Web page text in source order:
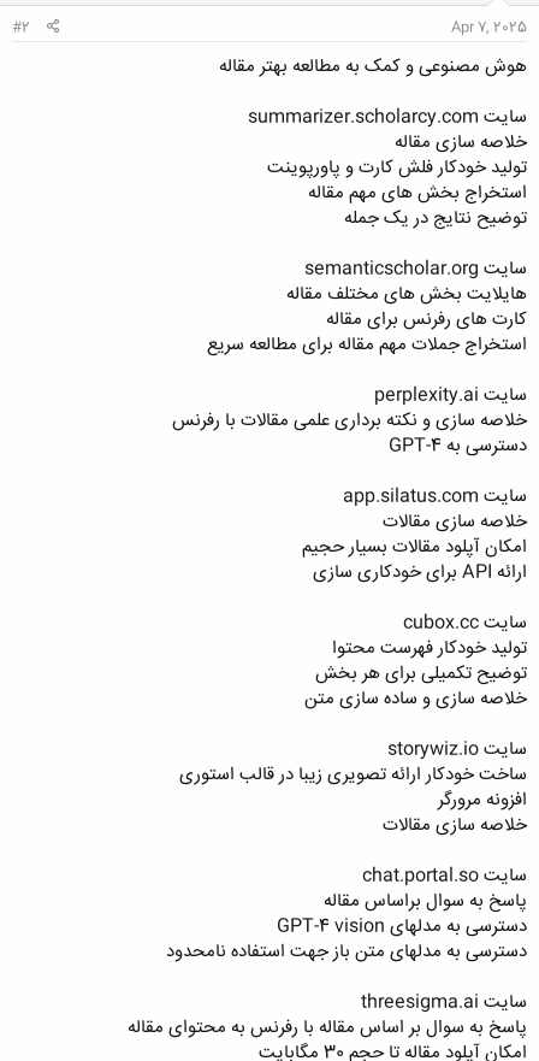
Apr 7, 2025
#2
هوش مصنوعی و کمک به مطالعه بهتر مقاله
سایت summarizer.scholarcy.com
خلاصه سازی مقاله
تولید خودکار فلش کارت و پاورپوینت
استخراج بخش های مهم مقاله
توضیح نتایج در یک جمله
سایت semanticscholar.org
هایلایت بخش های مختلف مقاله
کارت های رفرنس برای مقاله
استخراج جملات مهم مقاله برای مطالعه سریع
سایت perplexity.ai
خلاصه سازی و نکته برداری علمی مقالات با رفرنس
دسترسی به GPT-4
سایت app.silatus.com
خلاصه سازی مقالات
امکان آپلود مقالات بسیار حجیم
ارائه API برای خودکاری سازی
سایت cubox.cc
تولید خودکار فهرست محتوا
توضیح تکمیلی برای هر بخش
خلاصه سازی و ساده سازی متن
سایت storywiz.io
ساخت خودکار ارائه تصویری زیبا در قالب استوری
افزونه مرورگر
خلاصه سازی مقالات
سایت chat.portal.so
پاسخ به سوال براساس مقاله
دسترسی به مدلهای GPT-4 vision
دسترسی به مدلهای متن باز جهت استفاده نامحدود
سایت threesigma.ai
پاسخ به سوال بر اساس مقاله با رفرنس به محتوای مقاله
امکان آپلود مقاله تا حجم 30 مگابایت